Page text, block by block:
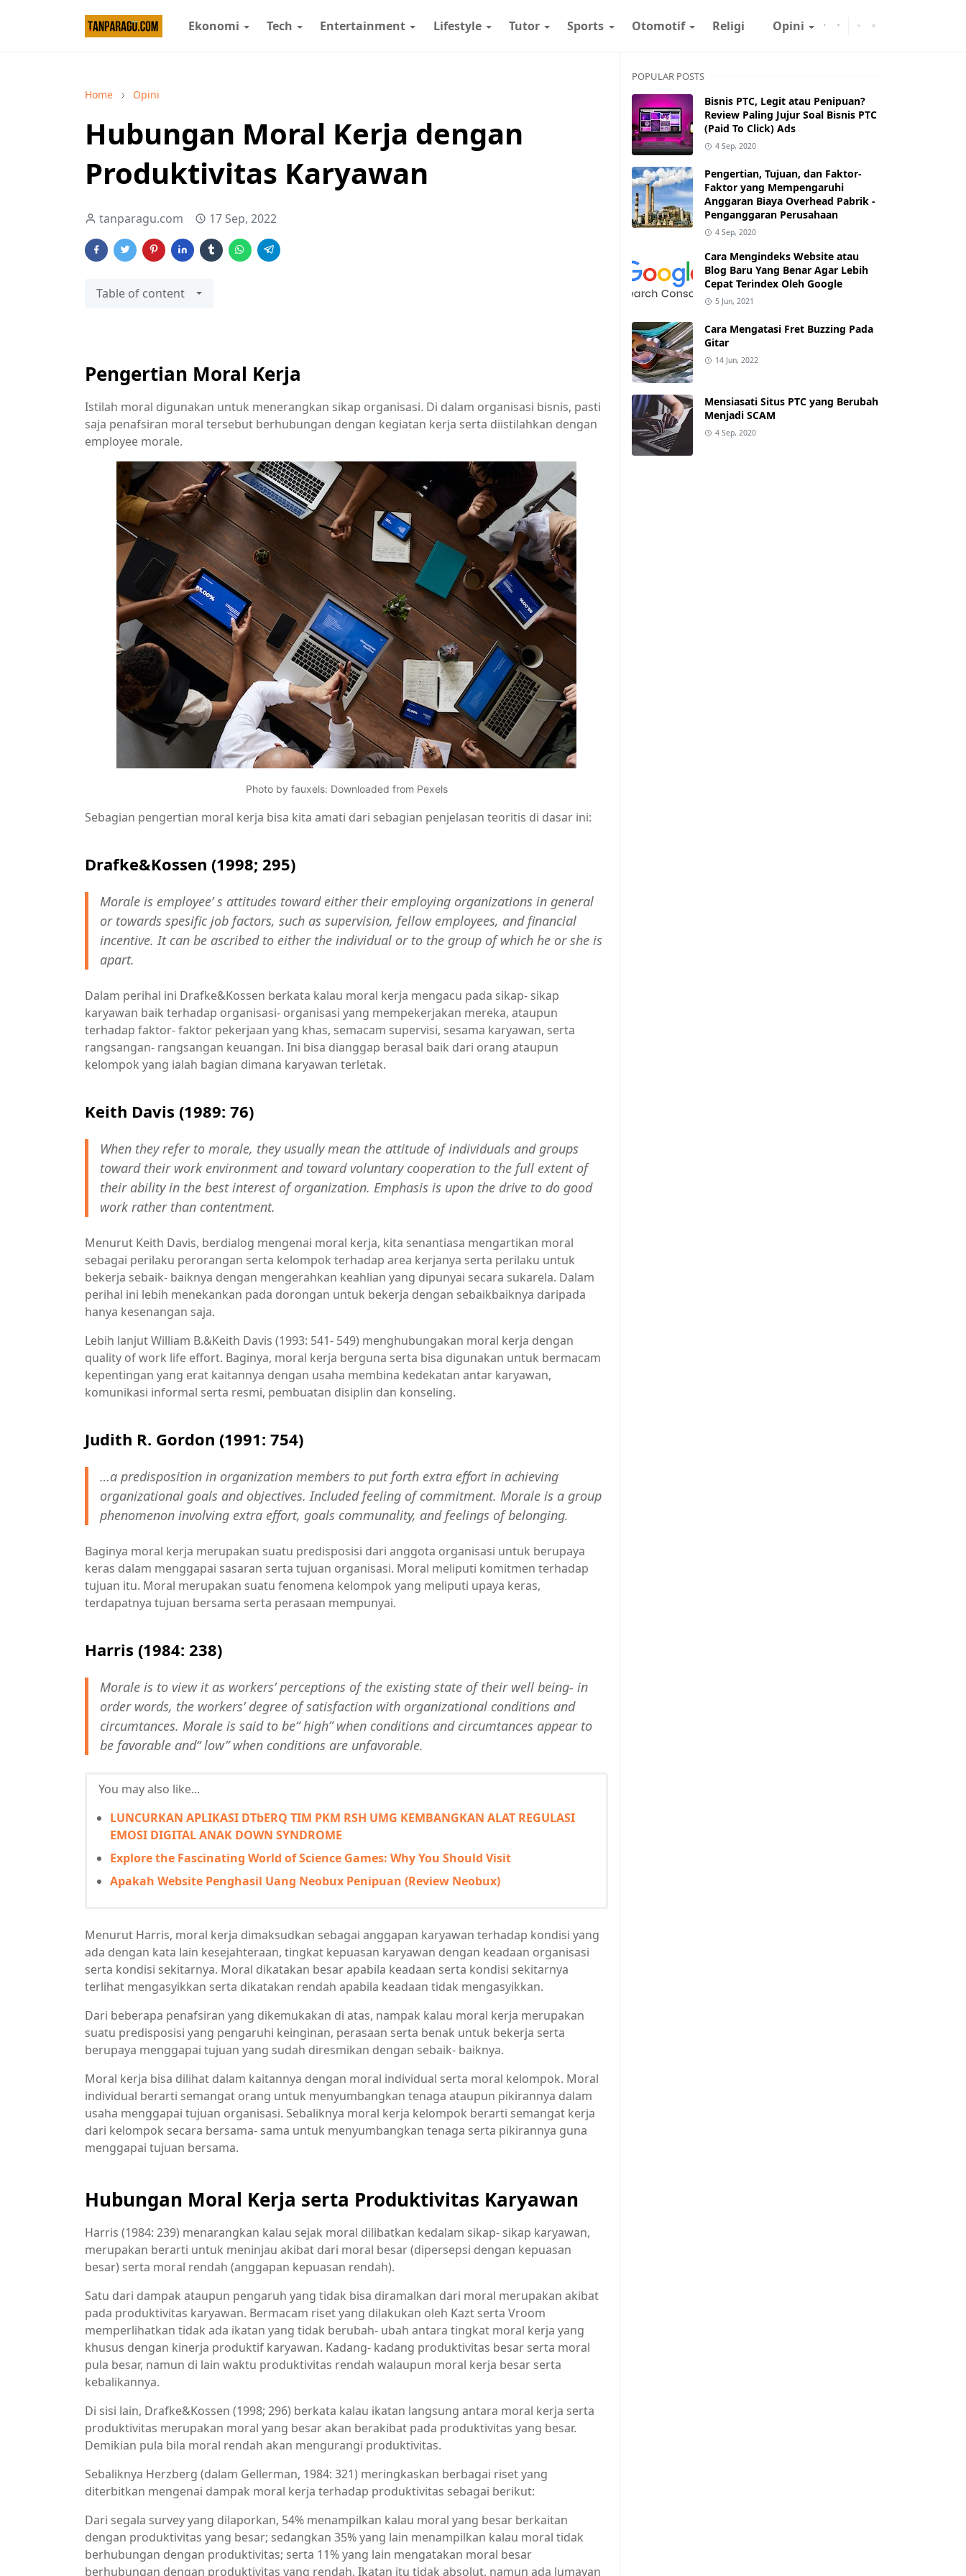
Ekonomi Tech Entertainment Lifestyle Tutor Sports Otomotif Religi Opini
Home Opini
Hubungan Moral Kerja dengan
Produktivitas Karyawan
tanparagu.com 17 Sep, 2022
Table of content
Pengertian Moral Kerja
Istilah moral digunakan untuk menerangkan sikap organisasi. Di dalam organisasi bisnis, pasti
saja penafsiran moral tersebut berhubungan dengan kegiatan kerja serta diistilahkan dengan
employee morale.
Photo by fauxels: Downloaded from Pexels
Sebagian pengertian moral kerja bisa kita amati dari sebagian penjelasan teoritis di dasar ini:
Drafke&Kossen (1998; 295)
Morale is employee’ s attitudes toward either their employing organizations in general
or towards spesific job factors, such as supervision, fellow employees, and financial
incentive. It can be ascribed to either the individual or to the group of which he or she is
apart.
Dalam perihal ini Drafke&Kossen berkata kalau moral kerja mengacu pada sikap- sikap
karyawan baik terhadap organisasi- organisasi yang mempekerjakan mereka, ataupun
terhadap faktor- faktor pekerjaan yang khas, semacam supervisi, sesama karyawan, serta
rangsangan- rangsangan keuangan. Ini bisa dianggap berasal baik dari orang ataupun
kelompok yang ialah bagian dimana karyawan terletak.
Keith Davis (1989: 76)
When they refer to morale, they usually mean the attitude of individuals and groups
toward their work environment and toward voluntary cooperation to the full extent of
their ability in the best interest of organization. Emphasis is upon the drive to do good
work rather than contentment.
Menurut Keith Davis, berdialog mengenai moral kerja, kita senantiasa mengartikan moral
sebagai perilaku perorangan serta kelompok terhadap area kerjanya serta perilaku untuk
bekerja sebaik- baiknya dengan mengerahkan keahlian yang dipunyai secara sukarela. Dalam
perihal ini lebih menekankan pada dorongan untuk bekerja dengan sebaikbaiknya daripada
hanya kesenangan saja.
Lebih lanjut William B.&Keith Davis (1993: 541- 549) menghubungakan moral kerja dengan
quality of work life effort. Baginya, moral kerja berguna serta bisa digunakan untuk bermacam
kepentingan yang erat kaitannya dengan usaha membina kedekatan antar karyawan,
komunikasi informal serta resmi, pembuatan disiplin dan konseling.
Judith R. Gordon (1991: 754)
…a predisposition in organization members to put forth extra effort in achieving
organizational goals and objectives. Included feeling of commitment. Morale is a group
phenomenon involving extra effort, goals communality, and feelings of belonging.
Baginya moral kerja merupakan suatu predisposisi dari anggota organisasi untuk berupaya
keras dalam menggapai sasaran serta tujuan organisasi. Moral meliputi komitmen terhadap
tujuan itu. Moral merupakan suatu fenomena kelompok yang meliputi upaya keras,
terdapatnya tujuan bersama serta perasaan mempunyai.
Harris (1984: 238)
Morale is to view it as workers’ perceptions of the existing state of their well being- in
order words, the workers’ degree of satisfaction with organizational conditions and
circumtances. Morale is said to be“ high” when conditions and circumtances appear to
be favorable and“ low” when conditions are unfavorable.
You may also like...
LUNCURKAN APLIKASI DTbERQ TIM PKM RSH UMG KEMBANGKAN ALAT REGULASI
EMOSI DIGITAL ANAK DOWN SYNDROME
Explore the Fascinating World of Science Games: Why You Should Visit
Apakah Website Penghasil Uang Neobux Penipuan (Review Neobux)
Menurut Harris, moral kerja dimaksudkan sebagai anggapan karyawan terhadap kondisi yang
ada dengan kata lain kesejahteraan, tingkat kepuasan karyawan dengan keadaan organisasi
serta kondisi sekitarnya. Moral dikatakan besar apabila keadaan serta kondisi sekitarnya
terlihat mengasyikkan serta dikatakan rendah apabila keadaan tidak mengasyikkan.
Dari beberapa penafsiran yang dikemukakan di atas, nampak kalau moral kerja merupakan
suatu predisposisi yang pengaruhi keinginan, perasaan serta benak untuk bekerja serta
berupaya menggapai tujuan yang sudah diresmikan dengan sebaik- baiknya.
Moral kerja bisa dilihat dalam kaitannya dengan moral individual serta moral kelompok. Moral
individual berarti semangat orang untuk menyumbangkan tenaga ataupun pikirannya dalam
usaha menggapai tujuan organisasi. Sebaliknya moral kerja kelompok berarti semangat kerja
dari kelompok secara bersama- sama untuk menyumbangkan tenaga serta pikirannya guna
menggapai tujuan bersama.
Hubungan Moral Kerja serta Produktivitas Karyawan
Harris (1984: 239) menarangkan kalau sejak moral dilibatkan kedalam sikap- sikap karyawan,
merupakan berarti untuk meninjau akibat dari moral besar (dipersepsi dengan kepuasan
besar) serta moral rendah (anggapan kepuasan rendah).
Satu dari dampak ataupun pengaruh yang tidak bisa diramalkan dari moral merupakan akibat
pada produktivitas karyawan. Bermacam riset yang dilakukan oleh Kazt serta Vroom
memperlihatkan tidak ada ikatan yang tidak berubah- ubah antara tingkat moral kerja yang
khusus dengan kinerja produktif karyawan. Kadang- kadang produktivitas besar serta moral
pula besar, namun di lain waktu produktivitas rendah walaupun moral kerja besar serta
kebalikannya.
Di sisi lain, Drafke&Kossen (1998; 296) berkata kalau ikatan langsung antara moral kerja serta
produktivitas merupakan moral yang besar akan berakibat pada produktivitas yang besar.
Demikian pula bila moral rendah akan mengurangi produktivitas.
Sebaliknya Herzberg (dalam Gellerman, 1984: 321) meringkaskan berbagai riset yang
diterbitkan mengenai dampak moral kerja terhadap produktivitas sebagai berikut:
Dari segala survey yang dilaporkan, 54% menampilkan kalau moral yang besar berkaitan
dengan produktivitas yang besar; sedangkan 35% yang lain menampilkan kalau moral tidak
berhubungan dengan produktivitas; serta 11% yang lain mengatakan moral besar
berhubungan dengan produktivitas yang rendah. Ikatan itu tidak absolut, namun ada lumayan
POPULAR POSTS
Bisnis PTC, Legit atau Penipuan?
Review Paling Jujur Soal Bisnis PTC
(Paid To Click) Ads
4 Sep, 2020
Pengertian, Tujuan, dan Faktor-
Faktor yang Mempengaruhi
Anggaran Biaya Overhead Pabrik -
Penganggaran Perusahaan
4 Sep, 2020
Cara Mengindeks Website atau
Blog Baru Yang Benar Agar Lebih
Cepat Terindex Oleh Google
5 Jun, 2021
Cara Mengatasi Fret Buzzing Pada
Gitar
14 Jun, 2022
Mensiasati Situs PTC yang Berubah
Menjadi SCAM
4 Sep, 2020